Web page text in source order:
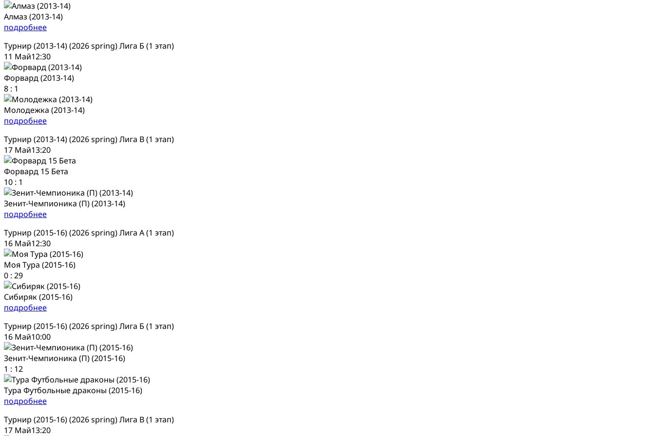
Алмаз (2013-14)
подробнее
Турнир (2013-14) (2026 spring) Лига Б (1 этап)
11 Май12:30
Форвард (2013-14)
8 : 1
Молодежка (2013-14)
подробнее
Турнир (2013-14) (2026 spring) Лига В (1 этап)
17 Май13:20
Форвард 15 Бета
10 : 1
Зенит-Чемпионика (П) (2013-14)
подробнее
Турнир (2015-16) (2026 spring) Лига А (1 этап)
16 Май12:30
Моя Тура (2015-16)
0 : 29
Сибиряк (2015-16)
подробнее
Турнир (2015-16) (2026 spring) Лига Б (1 этап)
16 Май10:00
Зенит-Чемпионика (П) (2015-16)
1 : 12
Тура Футбольные драконы (2015-16)
подробнее
Турнир (2015-16) (2026 spring) Лига В (1 этап)
17 Май13:20